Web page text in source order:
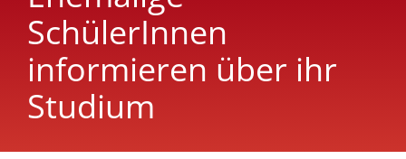
SchülerInnen
informieren über ihr
Studium